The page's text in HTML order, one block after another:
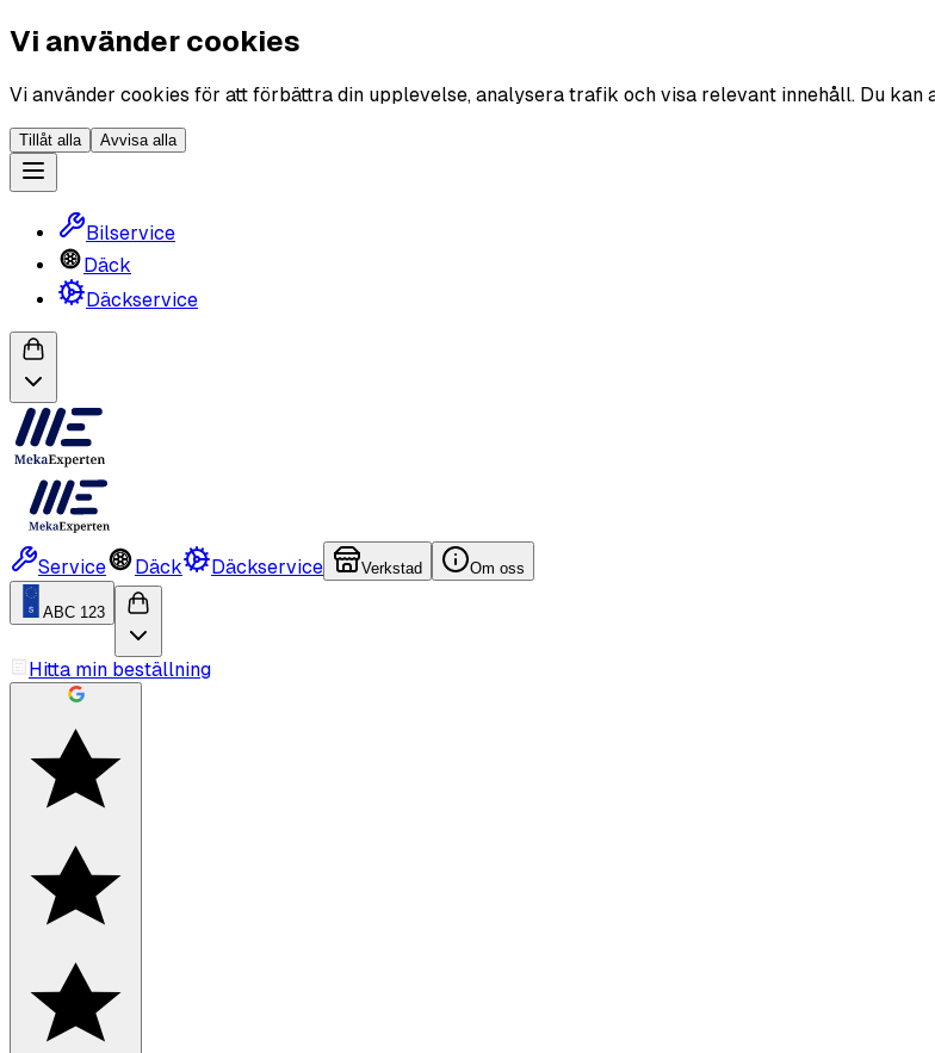
Vi använder cookies
Vi använder cookies för att förbättra din upplevelse, analysera trafik och visa relevant innehåll. Du kan
Tillåt alla Avvisa alla
Bilservice
Däck
Däckservice
Service Däck Däckservice Verkstad Om oss
ABC 123
Hitta min beställning